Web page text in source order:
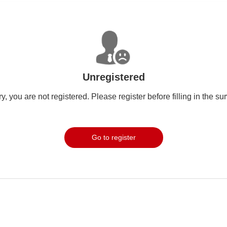
Unregistered
you are not registered. Please register before filling in the
Go to register